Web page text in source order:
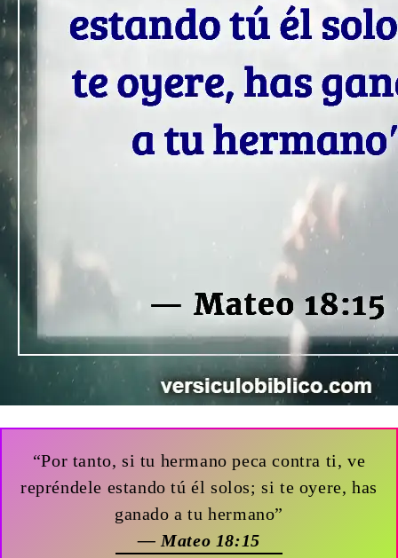
“Por tanto, si tu hermano peca contra ti, ve
repréndele estando tú él solos; si te oyere, has
ganado a tu hermano”
— Mateo 18:15